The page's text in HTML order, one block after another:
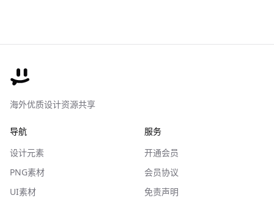
海外优质设计资源共享
导航
设计元素
PNG素材
UI素材
服务
开通会员
会员协议
免责声明